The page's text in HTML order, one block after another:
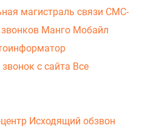
магистраль связи СМС-
Манго Мобайл
с сайта Все
Исходящий обзвон